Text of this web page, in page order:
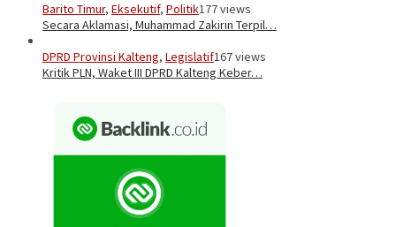
Barito Timur, Eksekutif, Politik177 views
Secara Aklamasi, Muhammad Zakirin Terpil…
DPRD Provinsi Kalteng, Legislatif167 views
Kritik PLN, Waket III DPRD Kalteng Keber…